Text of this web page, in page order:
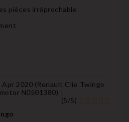
pièces irréprochable
Apr 2020 (Renault Clio Twingo
N0501380) :
(5/5)